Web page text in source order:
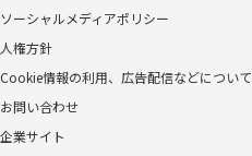
ソーシャルメディアポリシー
人権方針
Cookie情報の利用、広告配信などについて
お問い合わせ
企業サイト